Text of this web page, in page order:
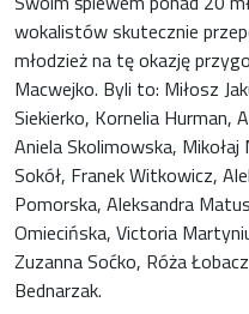
wokalistów skutecznie
młodzież na tę okazję
Macwejko. Byli to: Miłosz
Siekierko, Kornelia Hurman,
Aniela Skolimowska,
Sokół, Franek Witkowicz,
Pomorska, Aleksandra
Omiecińska, Victoria
Zuzanna Soćko, Róża
Bednarzak.